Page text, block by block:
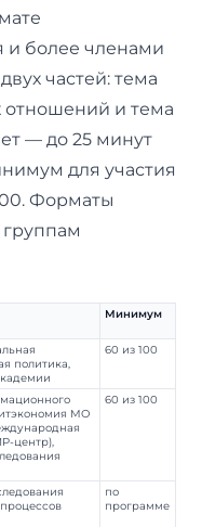
и более членами
частей: тема
и тема
— до 25 минут
для участия
Форматы
Минимум
политика,
60 из 100
МО
центр),
60 из 100
по
программе